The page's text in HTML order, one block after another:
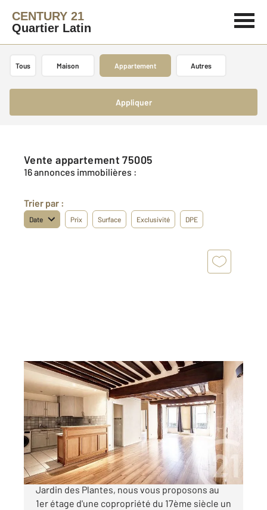
CENTURY 21
Quartier Latin
Tous Maison Appartement Autres
Appliquer
Vente appartement 75005
16 annonces immobilières :
Trier par :
Date Prix Surface Exclusivité DPE
PARIS 75005
70,09 m2, 2 pièces
Ref : 31501
Appartement à vendre
730 000 €
Au coeur du marché Mouffetard, à proximité du
Jardin des Plantes, nous vous proposons au
1er étage d'une copropriété du 17ème siècle un